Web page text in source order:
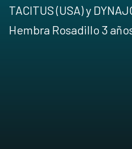
TACITUS (USA) y
Hembra Rosadillo 3